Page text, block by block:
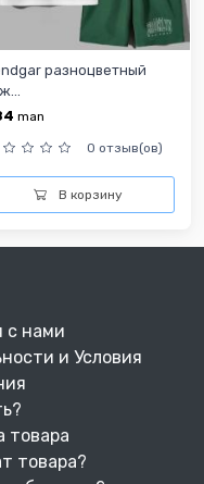
разноцветный
man
0 отзыв(ов)
В корзину
с нами
и Условия
товара
товара?